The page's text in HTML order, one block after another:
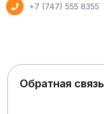
+7 (747) 555 8355
Обратная связь